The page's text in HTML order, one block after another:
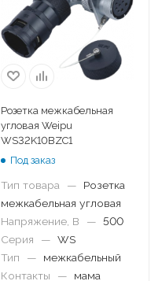
Розетка межкабельная
угловая Weipu
WS32K10BZC1
Под заказ
Тип товара —
Розетка
межкабельная угловая
Напряжение, В
— 500
Серия
— WS
Тип
—
межкабельный
Контакты
— мама